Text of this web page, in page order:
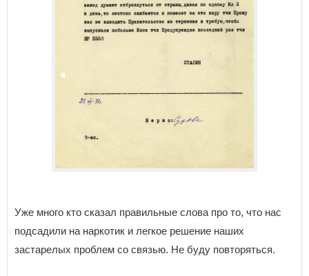
Уже много кто сказал правильные слова про то, что нас
подсадили на наркотик и легкое решение наших
застарелых проблем со связью. Не буду повторяться.